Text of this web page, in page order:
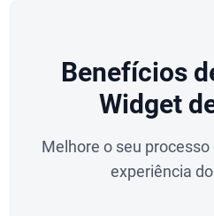
Benefícios
Widget
Melhore o seu
experiência